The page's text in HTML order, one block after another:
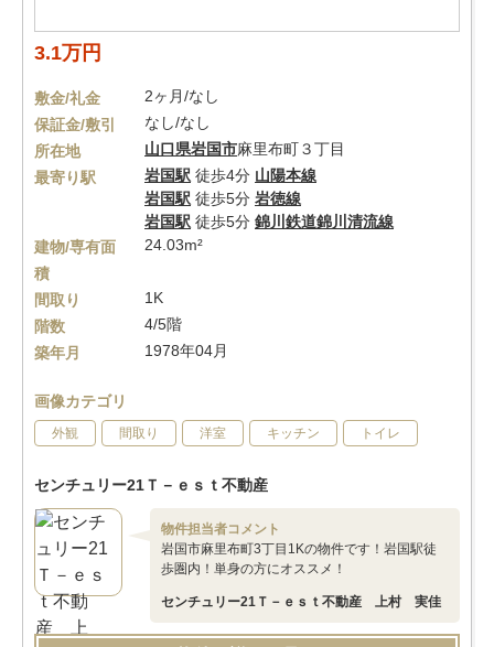
3.1万円
敷金/礼金
2ヶ月/なし
保証金/敷引
なし/なし
所在地
山口県岩国市麻里布町３丁目
最寄り駅
岩国駅 徒歩4分 山陽本線
岩国駅 徒歩5分 岩徳線
岩国駅 徒歩5分 錦川鉄道錦川清流線
建物/専有面
積
24.03m²
間取り
1K
階数
4/5階
築年月
1978年04月
画像カテゴリ
外観 間取り 洋室 キッチン トイレ
センチュリー21Ｔ－ｅｓｔ不動産
物件担当者コメント
岩国市麻里布町3丁目1Kの物件です！岩国駅徒
歩圏内！単身の方にオススメ！
センチュリー21Ｔ－ｅｓｔ不動産 上村 実佳